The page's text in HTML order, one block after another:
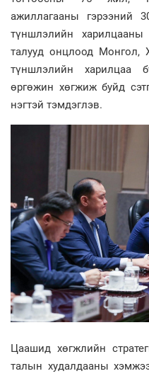
ажиллагааны гэрээний
түншлэлийн
талууд онцлоод Монгол,
түншлэлийн харилцаа
өргөжин хөгжиж буйд
нэгтэй тэмдэглэв.
Цаашид хөгжлийн
талын худалдааны